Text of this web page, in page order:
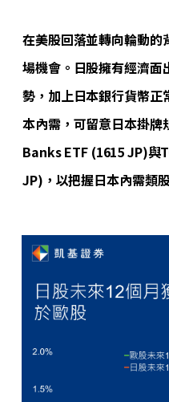
在美股回落並轉向輪動的
場機會。日股擁有經濟面
勢，加上日本銀行貨幣正
本內需，可留意日本掛牌
Banks ETF (1615 JP)與
JP)，以把握日本內需類